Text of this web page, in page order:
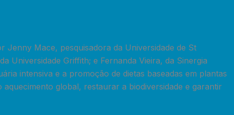
Jenny Mace, pesquisadora da Universidade de St
Universidade Griffith; e Fernanda Vieira, da Sinergia
intensiva e a promoção de dietas baseadas em plantas
aquecimento global, restaurar a biodiversidade e garantir